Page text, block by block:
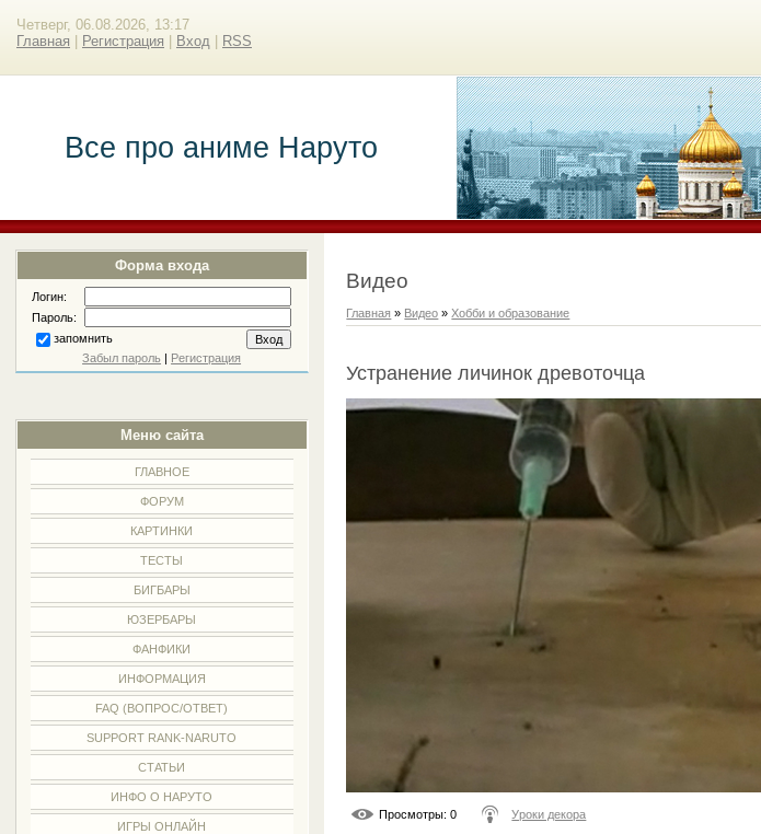
Четверг, 06.08.2026, 13:17
Главная
Регистрация Вход RSS
Все про аниме Наруто
Форма входа
Логин:
Пароль:
запомнить
Забыл пароль | Регистрация
Меню сайта
ГЛАВНОЕ
ФОРУМ
КАРТИНКИ
ТЕСТЫ
БИГБАРЫ
ЮЗЕРБАРЫ
ФАНФИКИ
ИНФОРМАЦИЯ
FAQ (ВОПРОС/ОТВЕТ)
SUPPORT RANK-NARUTO
СТАТЬИ
ИНФО О НАРУТО
ИГРЫ ОНЛАЙН
Видео
Главная » Видео »Хобби и образование
Устранение личинок древоточца
Просмотры: 0 Уроки декора